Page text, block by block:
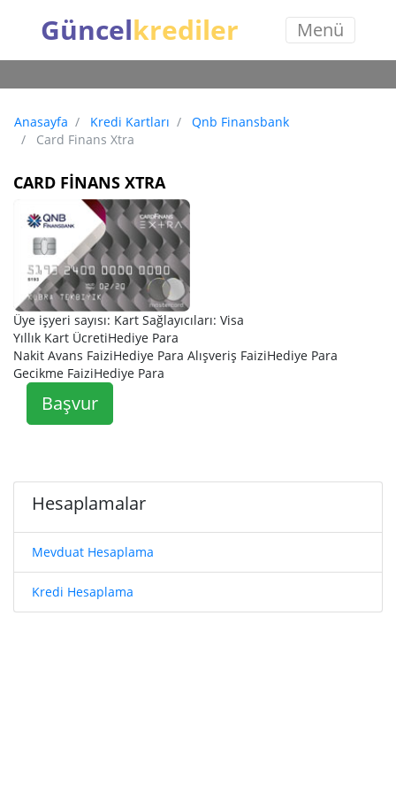
Güncelkrediler Menü
Anasayfa Kredi Kartları
Qnb Finansbank
Card Finans Xtra
CARD FINANS XTRA
Üye işyeri sayısı: Kart Sağlayıcıları: Visa
Yıllık Kart ÜcretiHediye Para
Nakit Avans FaiziHediye Para Alışveriş FaiziHediye Para
Gecikme FaiziHediye Para
Başvur
Hesaplamalar
Mevduat Hesaplama
Kredi Hesaplama